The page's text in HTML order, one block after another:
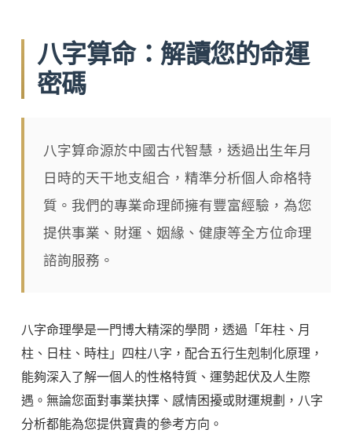
八字算命：解讀您的命運
密碼
八字算命源於中國古代智慧，透過出生年月
日時的天干地支組合，精準分析個人命格特
質。我們的專業命理師擁有豐富經驗，為您
提供事業、財運、姻緣、健康等全方位命理
諮詢服務。
八字命理學是一門博大精深的學問，透過「年柱、月
柱、日柱、時柱」四柱八字，配合五行生剋制化原理，
能夠深入了解一個人的性格特質、運勢起伏及人生際
遇。無論您面對事業抉擇、感情困擾或財運規劃，八字
分析都能為您提供寶貴的參考方向。